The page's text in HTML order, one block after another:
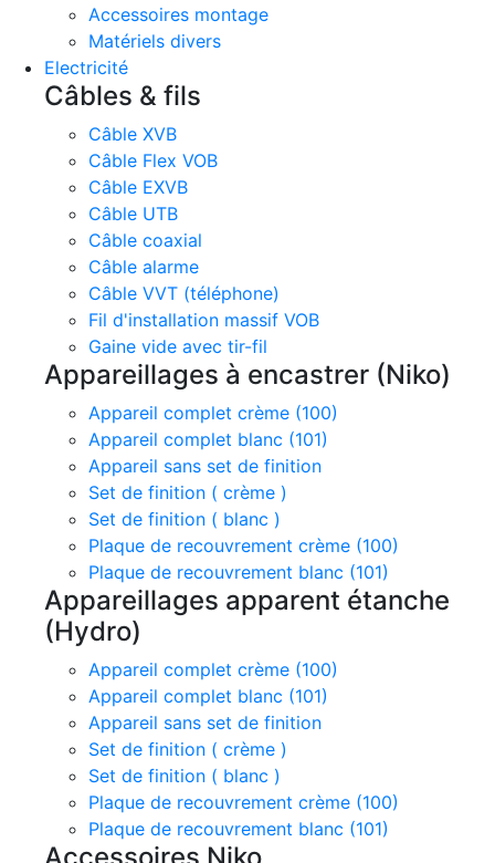
Accessoires montage
Matériels divers
Electricité
Câbles & fils
Câble XVB
Câble Flex VOB
Câble EXVB
Câble UTB
Câble coaxial
Câble alarme
Câble VVT (téléphone)
Fil d'installation massif VOB
Gaine vide avec tir-fil
Appareillages à encastrer (Niko)
Appareil complet crème (100)
Appareil complet blanc (101)
Appareil sans set de finition
Set de finition ( crème )
Set de finition ( blanc )
Plaque de recouvrement crème (100)
Plaque de recouvrement blanc (101)
Appareillages apparent étanche
(Hydro)
Appareil complet crème (100)
Appareil complet blanc (101)
Appareil sans set de finition
Set de finition ( crème )
Set de finition ( blanc )
Plaque de recouvrement crème (100)
Plaque de recouvrement blanc (101)